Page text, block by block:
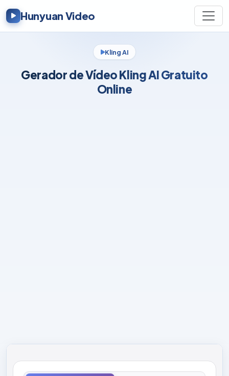
Hunyuan Video
Kling AI
Gerador de Vídeo Kling AI Gratuito
Online